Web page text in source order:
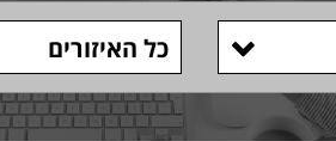
כל האיזורים